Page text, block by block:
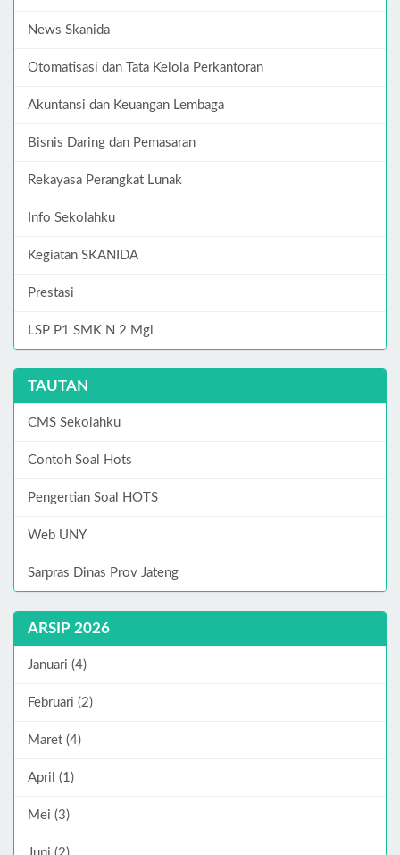
News Skanida
Otomatisasi dan Tata Kelola Perkantoran
Akuntansi dan Keuangan Lembaga
Bisnis Daring dan Pemasaran
Rekayasa Perangkat Lunak
Info Sekolahku
Kegiatan SKANIDA
Prestasi
LSP P1 SMK N 2 Mgl
TAUTAN
CMS Sekolahku
Contoh Soal Hots
Pengertian Soal HOTS
Web UNY
Sarpras Dinas Prov Jateng
ARSIP 2026
Januari (4)
Februari (2)
Maret (4)
April (1)
Mei (3)